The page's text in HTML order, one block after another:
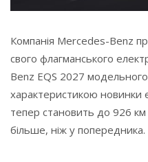
Компанія Mercedes-Benz
свого флагманського
Benz EQS 2027
характеристикою новинки
тепер становить до 926
більше, ніж у попередника.